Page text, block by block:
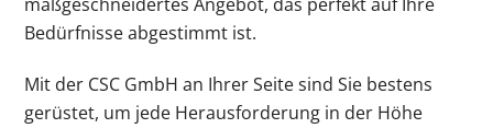
Bedürfnisse abgestimmt ist.
Mit der CSC GmbH an Ihrer Seite sind Sie bestens
gerüstet, um jede Herausforderung in der Höhe